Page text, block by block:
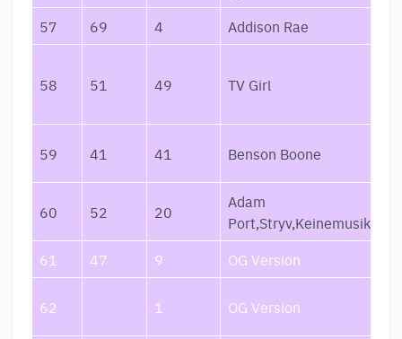
57
69 4 Addison Rae
58 51 49 TV Girl
59 41 41 Benson Boone
60 52 20
Adam
61
47 9 OG Version
62 1 OG Version